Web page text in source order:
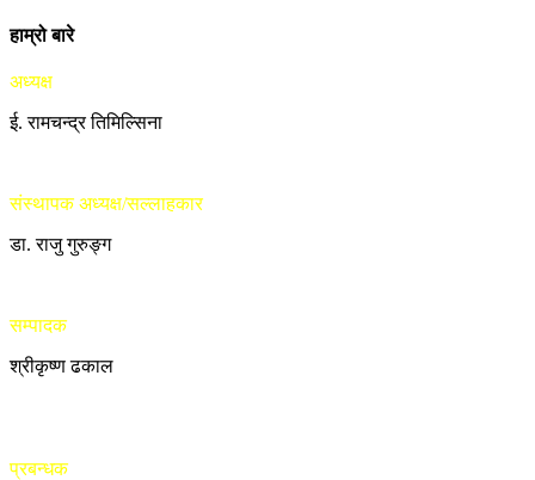
हाम्रो बारे
अध्यक्ष
ई. रामचन्द्र तिमिल्सिना
संस्थापक अध्यक्ष/सल्लाहकार
डा. राजु गुरुङ्ग
सम्पादक
श्रीकृष्ण ढकाल
प्रबन्धक